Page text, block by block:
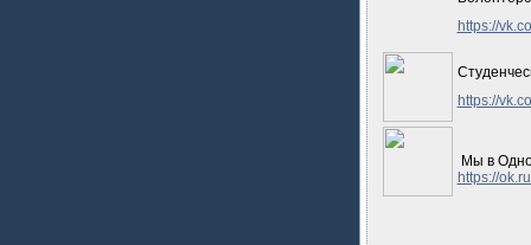
https://
https://
Мы в
https://